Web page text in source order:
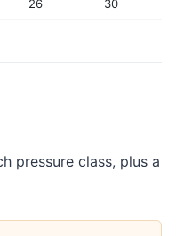
26 30
pressure class, plus a